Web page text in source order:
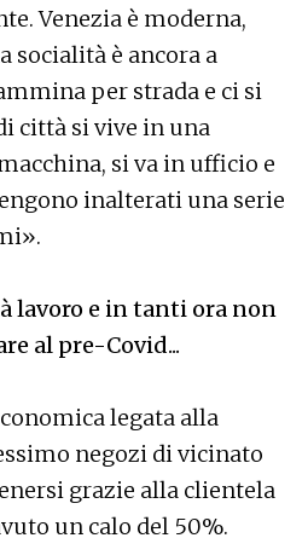
Venezia è moderna,
socialità è ancora a
per strada e ci si
città si vive in una
si va in ufficio e
inalterati una serie
lavoro e in tanti ora non
al pre-Covid...
legata alla
negozi di vicinato
grazie alla clientela
un calo del 50%.